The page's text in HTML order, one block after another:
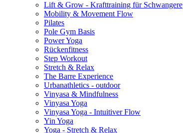
Lift & Grow - Krafttraining für Schwangere
Mobility & Movement Flow
Pilates
Pole Gym Basis
Power Yoga
Rückenfitness
Step Workout
Stretch & Relax
The Barre Experience
Urbanathletics - outdoor
Vinyasa & Mindfulness
Vinyasa Yoga
Vinyasa Yoga - Intuitiver Flow
Yin Yoga
Yoga - Stretch & Relax